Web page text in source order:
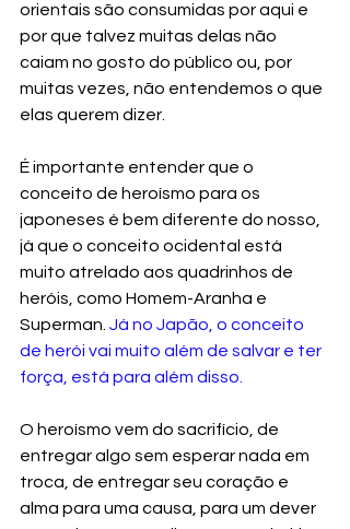
orientais são consumidas por aqui e
por que talvez muitas delas não
caiam no gosto do público ou, por
muitas vezes, não entendemos o que
elas querem dizer.
É importante entender que o
conceito de heroísmo para os
japoneses é bem diferente do nosso,
já que o conceito ocidental está
muito atrelado aos quadrinhos de
heróis, como Homem-Aranha e
Superman. Já no Japão, o conceito
de herói vai muito além de salvar e ter
força, está para além disso.
O heroísmo vem do sacrifício, de
entregar algo sem esperar nada em
troca, de entregar seu coração e
alma para uma causa, para um dever